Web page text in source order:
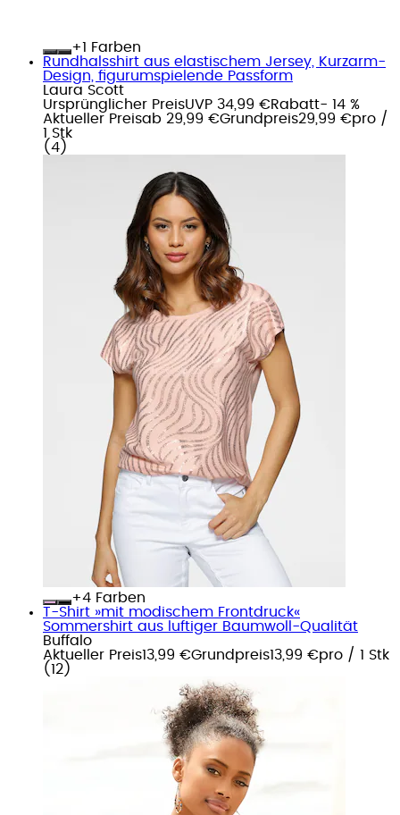
+
Farben
Rundhalsshirt aus elastischem Jersey, Kurzarm-
Design, figurumspielende Passform
Laura Scott
Ursprünglicher PreisUVP 34,99 €Rabatt- 14 %
Aktueller Preisab 29,99 €Grundpreis29,99 €pro /
1 Stk
( 4 )
+
Farben
T-Shirt »mit modischem Frontdruck«
Sommershirt aus luftiger Baumwoll-Qualität
Buffalo
Aktueller Preis13,99 €Grundpreis13,99 €pro / 1 Stk
( 12 )